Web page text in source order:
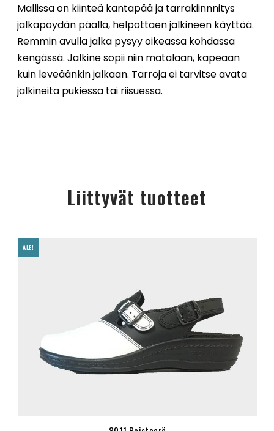
Mallissa on kiinteä kantapää ja tarrakiinnnitys
jalkapöydän päällä, helpottaen jalkineen käyttöä.
Remmin avulla jalka pysyy oikeassa kohdassa
kengässä. Jalkine sopii niin matalaan, kapeaan
kuin leveäänkin jalkaan. Tarroja ei tarvitse avata
jalkineita pukiessa tai riisuessa.
Liittyvät tuotteet
ALE!